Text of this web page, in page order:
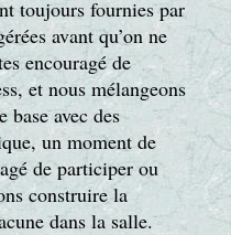
toujours fournies par
avant qu’on ne
encouragé de
et nous mélangeons
base avec des
un moment de
de participer ou
construire la
dans la salle.